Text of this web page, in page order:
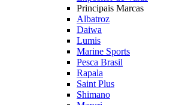
Principais Marcas
Albatroz
Daiwa
Lumis
Marine Sports
Pesca Brasil
Rapala
Saint Plus
Shimano